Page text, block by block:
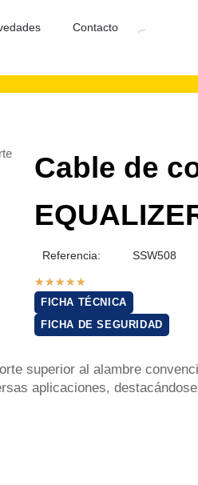
Contacto
Cable de
Referencia: SSW508
★★★★★
FICHA TÉCNICA
FICHA DE SEGURIDAD
superior al alambre
aplicaciones,